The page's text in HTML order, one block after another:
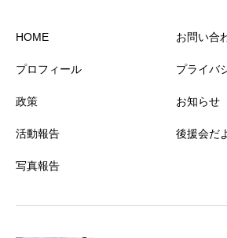
HOME
プロフィール
政策
活動報告
写真報告
お問い合
プライバ
お知らせ
後援会だ